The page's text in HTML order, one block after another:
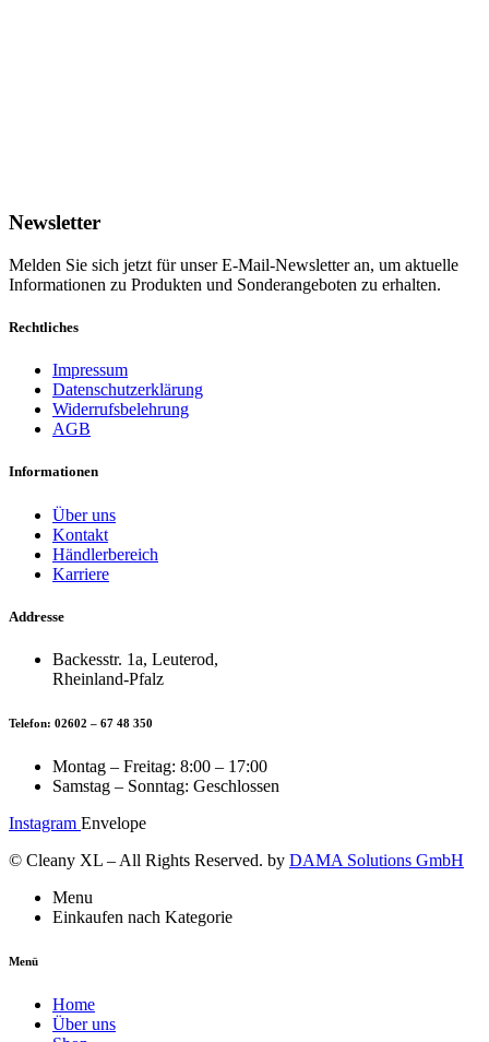
Newsletter
Melden Sie sich jetzt für unser E-Mail-Newsletter an, um aktuelle
Informationen zu Produkten und Sonderangeboten zu erhalten.
Rechtliches
Impressum
Datenschutzerklärung
Widerrufsbelehrung
AGB
Informationen
Über uns
Kontakt
Händlerbereich
Karriere
Addresse
Backesstr. 1a, Leuterod,
Rheinland-Pfalz
Telefon: 02602 – 67 48 350
Montag – Freitag: 8:00 – 17:00
Samstag – Sonntag: Geschlossen
Instagram Envelope
© Cleany XL – All Rights Reserved. by DAMA Solutions GmbH
Menu
Einkaufen nach Kategorie
Menü
Home
Über uns